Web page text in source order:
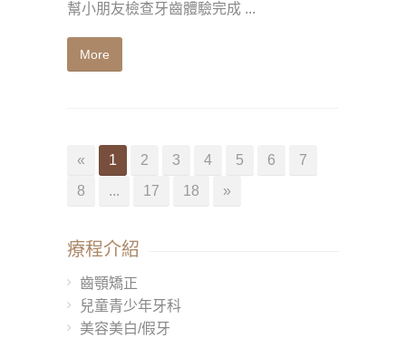
幫小朋友檢查牙齒體驗完成 ...
More
« 1 2 3 4 5 6
7
8
... 17 18 »
療程介紹
齒顎矯正
兒童青少年牙科
美容美白/假牙